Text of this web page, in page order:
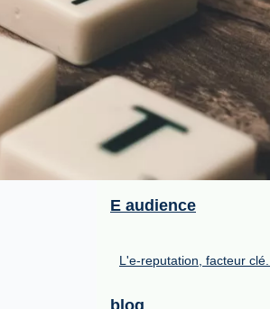
E audience
L'e-reputation, facteur clé...